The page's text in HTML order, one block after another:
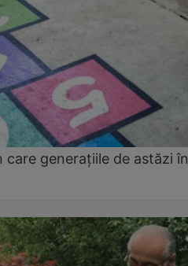
care generațiile de astăzi